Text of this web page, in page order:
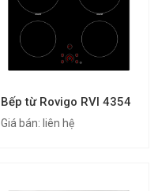
Bếp từ Rovigo RVI 4354
Giá bán: liên hệ